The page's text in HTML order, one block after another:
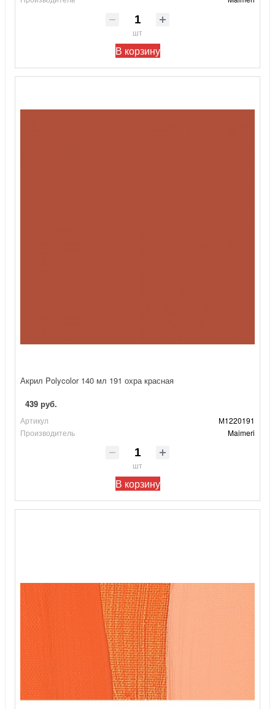
шт
В корзину
Акрил Polycolor 140 мл 191 охра красная
439 руб.
Артикул
М1220191
Производитель
Maimeri
шт
В корзину